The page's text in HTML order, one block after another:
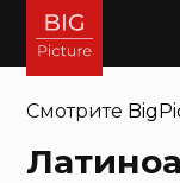
Смотрите